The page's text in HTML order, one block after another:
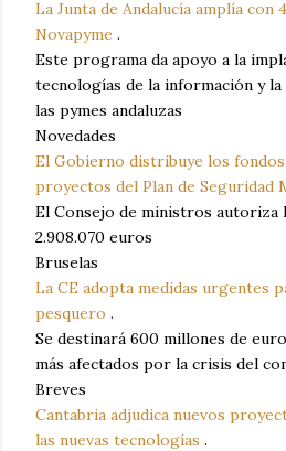
La Junta de Andalucía amplía con
Novapyme .
Este programa da apoyo a la
tecnologías de la información y
las pymes andaluzas
Novedades
El Gobierno distribuye los fondos
proyectos del Plan de Seguridad
El Consejo de ministros autoriza
2.908.070 euros
Bruselas
La CE adopta medidas urgentes
pesquero .
Se destinará 600 millones de
más afectados por la crisis del
Breves
Cantabria adjudica nuevos
las nuevas tecnologías .